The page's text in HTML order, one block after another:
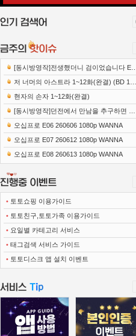
[동시방영작]전생했더니 검이었습니다 E12
221222 1080p-NEXT
저 너머의 아스트라 1~12화(완결) (BD 192
0x1080 x265-10Bit FLACx2)
현자의 손자 1~12화(완결)
[동시방영작]던전에서 만남을 추구하면 안
되는 걸까 5 풍요의 여신편 E15 250306 1..
오십프로 E06 260606 1080p WANNA
오십프로 E07 260612 1080p WANNA
오십프로 E08 260613 1080p WANNA
• 토토쇼핑 이용가이드
• 토토친구,토토가족 이용가이드
• 요일별 카테고리 서비스
• 태그검색 서비스 가이드
• 토토디스크 앱 설치 이벤트